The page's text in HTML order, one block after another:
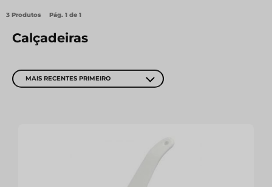
3 Produtos Pág. 1 de 1
Calçadeiras
MAIS RECENTES PRIMEIRO